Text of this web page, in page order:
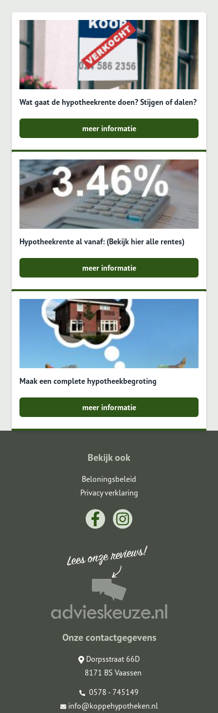
Wat gaat de hypotheekrente doen? Stijgen of dalen?
meer informatie
Hypotheekrente al vanaf: (Bekijk hier alle rentes)
meer informatie
Maak een complete hypotheekbegroting
meer informatie
Bekijk ook
Beloningsbeleid
Privacy verklaring
Onze contactgegevens
Dorpsstraat 66D
8171 BS Vaassen
0578 - 745149
info@koppehypotheken.nl